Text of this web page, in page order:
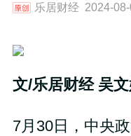
乐居财经 2024-
文/乐居财经 吴
7月30日，中央